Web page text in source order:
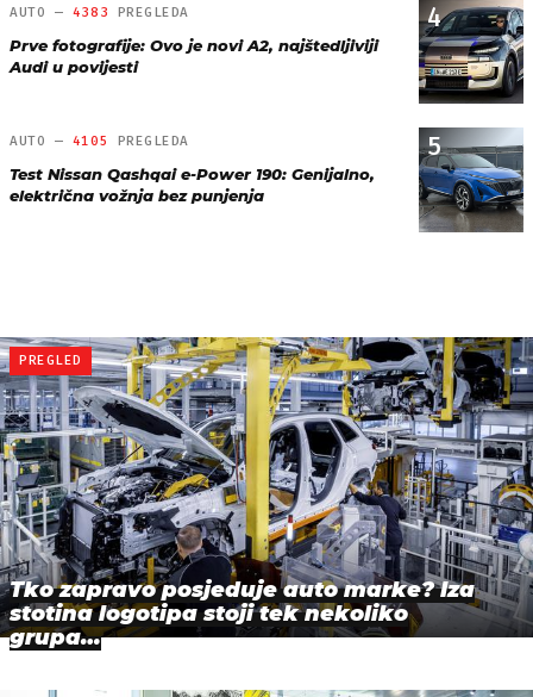
4
AUTO — 4383 PREGLEDA
Prve fotografije: Ovo je novi A2, najštedljiviji
Audi u povijesti
5
AUTO — 4105 PREGLEDA
Test Nissan Qashqai e-Power 190: Genijalno,
električna vožnja bez punjenja
PREGLED
Tko zapravo posjeduje auto marke? Iza
stotina logotipa stoji tek nekoliko
grupa…